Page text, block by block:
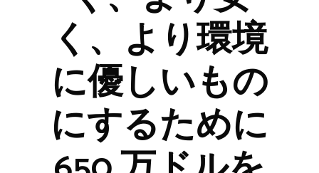
く、より環境
に優しいもの
にするために